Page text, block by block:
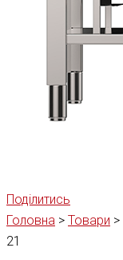
Поділитись
Головна > Товари >
21